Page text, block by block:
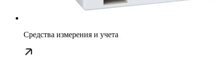
Средства измерения и учета